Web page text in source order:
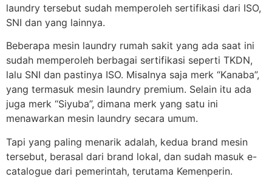
laundry tersebut sudah memperoleh sertifikasi dari ISO,
SNI dan yang lainnya.
Beberapa mesin laundry rumah sakit yang ada saat ini
sudah memperoleh berbagai sertifikasi seperti TKDN,
lalu SNI dan pastinya ISO. Misalnya saja merk “Kanaba”,
yang termasuk mesin laundry premium. Selain itu ada
juga merk “Siyuba”, dimana merk yang satu ini
menawarkan mesin laundry secara umum.
Tapi yang paling menarik adalah, kedua brand mesin
tersebut, berasal dari brand lokal, dan sudah masuk e-
catalogue dari pemerintah, terutama Kemenperin.